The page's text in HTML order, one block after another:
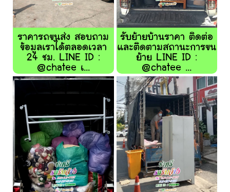
ราคารถขนส่ง สอบถาม
ข้อมูลเราได้ตลอดเวลา
24 ชม. LINE ID :
@chatee เ...
รับย้ายบ้านราคา ติดต่อ
และติดตามสถานะการขน
ย้าย LINE ID :
@chatee ...